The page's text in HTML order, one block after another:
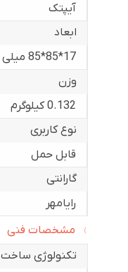
آیپتک
ابعاد
17*85*85 میلی متر
وزن
0.132 کیلوگرم
نوع کاربری
قابل حمل
گارانتی
رایامهر
مشخصات فنی
تکنولوژی ساخت